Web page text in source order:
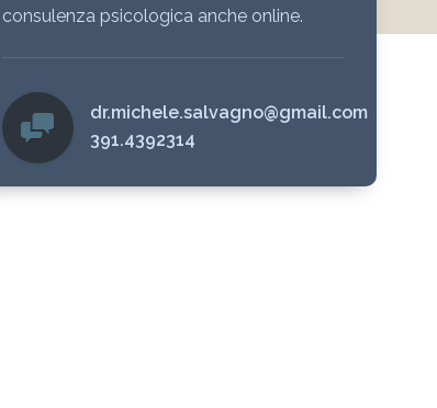
consulenza psicologica anche online.
dr.michele.salvagno@gmail.com
391.4392314